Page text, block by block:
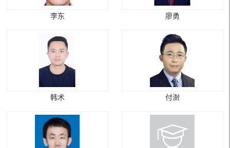
李东 廖勇
韩术 付澍